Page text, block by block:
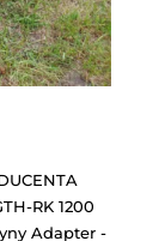
RK 1200
Adapter -